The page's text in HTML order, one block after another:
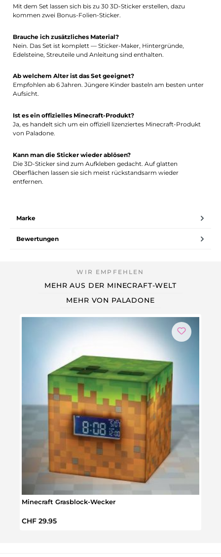
Mit dem Set lassen sich bis zu 30 3D-Sticker erstellen, dazu
kommen zwei Bonus-Folien-Sticker.
Brauche ich zusätzliches Material?
Nein. Das Set ist komplett — Sticker-Maker, Hintergründe,
Edelsteine, Streuteile und Anleitung sind enthalten.
Ab welchem Alter ist das Set geeignet?
Empfohlen ab 6 Jahren. Jüngere Kinder basteln am besten unter
Aufsicht.
Ist es ein offizielles Minecraft-Produkt?
Ja, es handelt sich um ein offiziell lizenziertes Minecraft-Produkt
von Paladone.
Kann man die Sticker wieder ablösen?
Die 3D-Sticker sind zum Aufkleben gedacht. Auf glatten
Oberflächen lassen sie sich meist rückstandsarm wieder
entfernen.
Marke
Bewertungen
MEHR AUS DER MINECRAFT-WELT
MEHR VON PALADONE
Minecraft Grasblock-Wecker
Regulärer Preis:
CHF 29.95